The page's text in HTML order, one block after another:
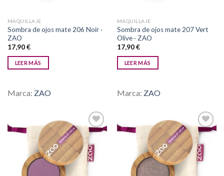
MAQUILLAJE
Sombra de ojos mate 206 Noir ·
ZAO
17,90€
LEER MÁS
Marca: ZAO
MAQUILLAJE
Sombra de ojos mate 207 Vert
Olive · ZAO
17,90€
LEER MÁS
Marca: ZAO
Añadir
a la
lista de
deseos
Añadir
a la
lista de
deseos